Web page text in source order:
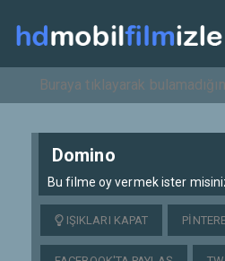
Domino
Bu filme oy vermek ister
IŞIKLARI KAPAT